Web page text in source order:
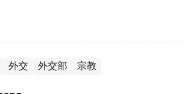
外交 外交部 宗教